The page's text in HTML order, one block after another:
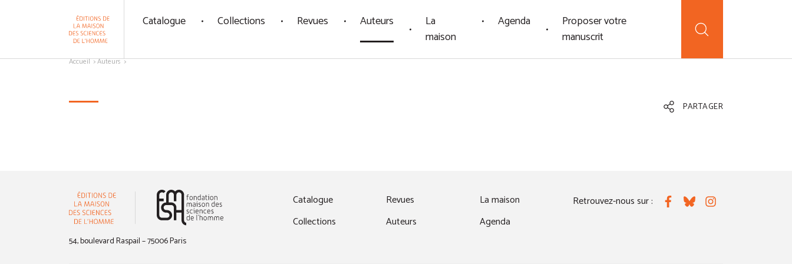
Catalogue Collections Revues Auteurs
La
maison
Agenda
Proposer votre
manuscrit
Accueil Auteurs
PARTAGER
54, boulevard Raspail – 75006 Paris
Catalogue
Collections
Revues
Auteurs
La maison
Agenda
Retrouvez-nous sur : FacebookBlueskyInstagram